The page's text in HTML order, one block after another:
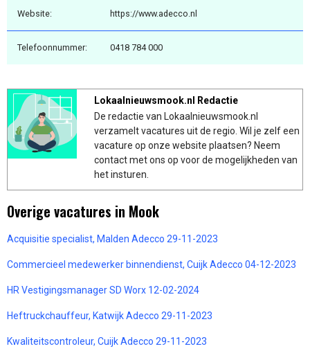
Website: https://www.adecco.nl
Telefoonnummer: 0418 784 000
Lokaalnieuwsmook.nl Redactie
De redactie van Lokaalnieuwsmook.nl
verzamelt vacatures uit de regio. Wil je zelf een
vacature op onze website plaatsen? Neem
contact met ons op voor de mogelijkheden van
het insturen.
Overige vacatures in Mook
Acquisitie specialist, Malden Adecco 29-11-2023
Commercieel medewerker binnendienst, Cuijk Adecco 04-12-2023
HR Vestigingsmanager SD Worx 12-02-2024
Heftruckchauffeur, Katwijk Adecco 29-11-2023
Kwaliteitscontroleur, Cuijk Adecco 29-11-2023